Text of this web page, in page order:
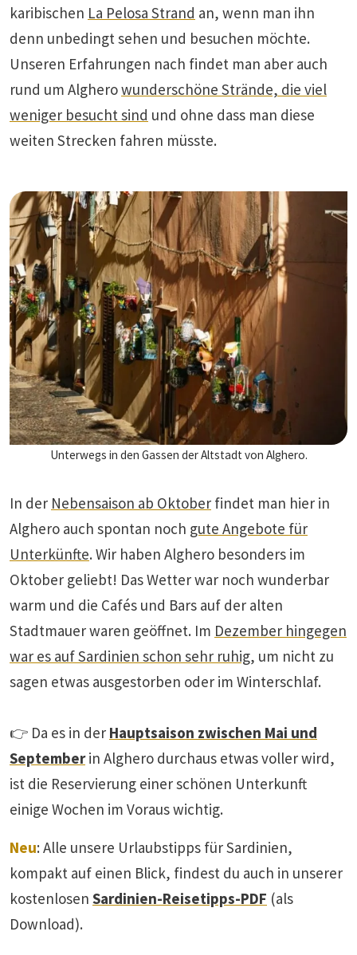
karibischen La Pelosa Strand an, wenn man ihn
denn unbedingt sehen und besuchen möchte.
Unseren Erfahrungen nach findet man aber auch
rund um Algherowunderschöne Strände, die viel
weniger besucht sind und ohne dass man diese
weiten Strecken fahren müsste.
Unterwegs in den Gassen der Altstadt von Alghero.
In der Nebensaison ab Oktober findet man hier in
Alghero auch spontan noch gute Angebote für
Unterkünfte. Wir haben Alghero besonders im
Oktober geliebt! Das Wetter war noch wunderbar
warm und die Cafés und Bars auf der alten
Stadtmauer waren geöffnet. Im Dezember hingegen
war es auf Sardinien schon sehr ruhig, um nicht zu
sagen etwas ausgestorben oder im Winterschlaf.
👉 Da es in der Hauptsaison zwischen Mai und
Septemberin Alghero durchaus etwas voller wird,
ist die Reservierung einer schönen Unterkunft
einige Wochen im Voraus wichtig.
Neu: Alle unsere Urlaubstipps für Sardinien,
kompakt auf einen Blick, findest du auch in unserer
kostenlosen Sardinien-Reisetipps-PDF (als
Download).